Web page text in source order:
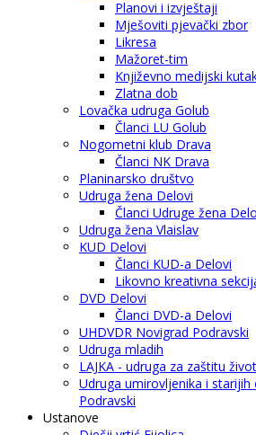
Planovi i izvještaji
Mješoviti pjevački zbor
Likresa
Mažoret-tim
Književno medijski
Zlatna dob
Lovačka udruga Golub
Članci LU Golub
Nogometni klub Drava
Članci NK Drava
Planinarsko društvo
Udruga žena Delovi
Članci Udruge žena
Udruga žena Vlaislav
KUD Delovi
Članci KUD-a Delovi
Likovno kreativna
DVD Delovi
Članci DVD-a Delovi
UHDVDR Novigrad Podravski
Udruga mladih
LAJKA - udruga za zaštitu
Udruga umirovljenika i starijih
Podravski
Ustanove